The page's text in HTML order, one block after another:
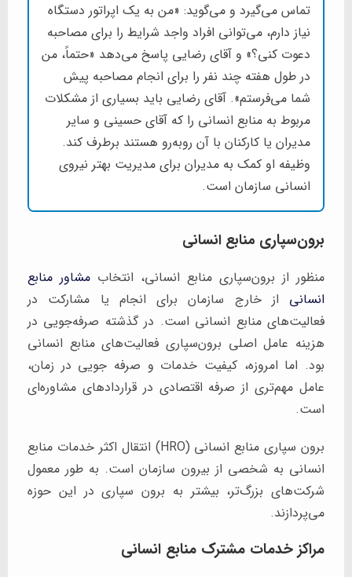
تماس می‌گیرد و می‌گوید: «من به یک اپراتور دستگاه
نیاز دارم، می‌توانی افراد واجد شرایط را برای مصاحبه
دعوت کنی؟» و آقای رضایی پاسخ می‌دهد «حتماً، من
در طول هفته چند نفر را برای انجام مصاحبه پیش
شما می‌فرستم». آقای رضایی باید بسیاری از مشکلات
مربوط به منابع انسانی را که آقای حسینی و سایر
مدیران یا کارکنان با آن روبه‌رو هستند برطرف کند.
وظیفه او کمک به مدیران برای مدیریت بهتر نیروی
انسانی سازمان است.
برون‌سپاری منابع انسانی
منظور از برون‌سپاری منابع انسانی، انتخاب مشاور منابع
انسانی از خارج سازمان برای انجام یا مشارکت در
فعالیت‌های منابع انسانی است. در گذشته صرفه‌جویی در
هزینه عامل اصلی برون‌سپاری فعالیت‌های منابع انسانی
بود. اما امروزه، کیفیت خدمات و صرفه جویی در زمان،
عامل مهم‌تری از صرفه اقتصادی در قراردادهای مشاوره‌ای
است.
برون سپاری منابع انسانی (HRO) انتقال اکثر خدمات منابع
انسانی به شخصی از بیرون سازمان است. به طور معمول
شرکت‌های بزرگ‌تر، بیشتر به برون سپاری در این حوزه
می‌پردازند.
مراکز خدمات مشترک منابع انسانی